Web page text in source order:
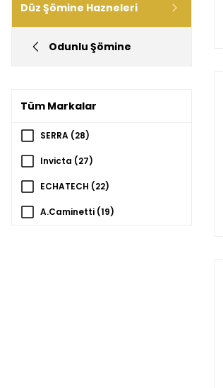
Düz Şömine Hazneleri
Odunlu Şömine
Tüm Markalar
SERRA (28)
Invicta (27)
ECHATECH (22)
A.Caminetti (19)